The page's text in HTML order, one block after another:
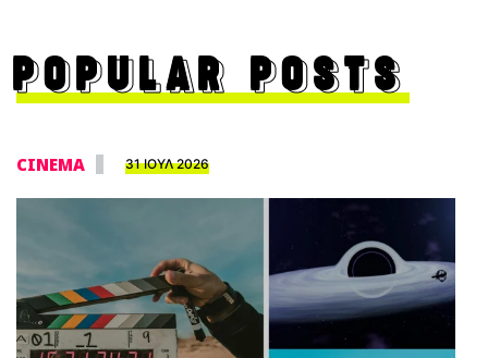
POPULAR POSTS
CINEMA 31 ΙΟΥΛ 2026